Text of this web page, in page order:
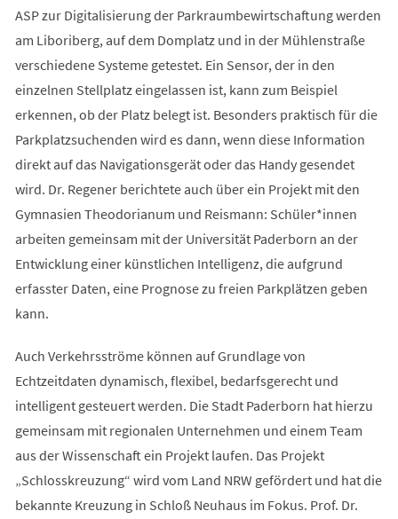
ASP zur Digitalisierung der Parkraumbewirtschaftung werden
am Liboriberg, auf dem Domplatz und in der Mühlenstraße
verschiedene Systeme getestet. Ein Sensor, der in den
einzelnen Stellplatz eingelassen ist, kann zum Beispiel
erkennen, ob der Platz belegt ist. Besonders praktisch für die
Parkplatzsuchenden wird es dann, wenn diese Information
direkt auf das Navigationsgerät oder das Handy gesendet
wird. Dr. Regener berichtete auch über ein Projekt mit den
Gymnasien Theodorianum und Reismann: Schüler*innen
arbeiten gemeinsam mit der Universität Paderborn an der
Entwicklung einer künstlichen Intelligenz, die aufgrund
erfasster Daten, eine Prognose zu freien Parkplätzen geben
kann.
Auch Verkehrsströme können auf Grundlage von
Echtzeitdaten dynamisch, flexibel, bedarfsgerecht und
intelligent gesteuert werden. Die Stadt Paderborn hat hierzu
gemeinsam mit regionalen Unternehmen und einem Team
aus der Wissenschaft ein Projekt laufen. Das Projekt
„Schlosskreuzung“ wird vom Land NRW gefördert und hat die
bekannte Kreuzung in Schloß Neuhaus im Fokus. Prof. Dr.